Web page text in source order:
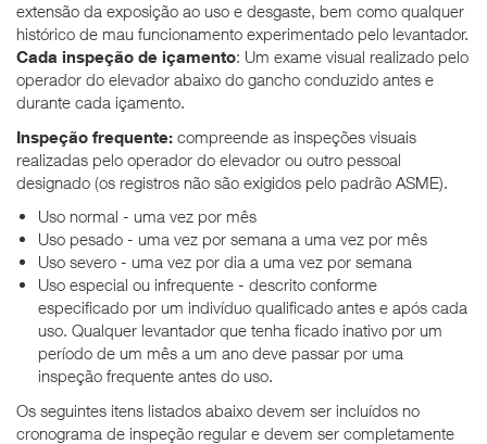
extensão da exposição ao uso e desgaste, bem como qualquer
histórico de mau funcionamento experimentado pelo levantador.
Cada inspeção de içamento: Um exame visual realizado pelo
operador do elevador abaixo do gancho conduzido antes e
durante cada içamento.
Inspeção frequente: compreende as inspeções visuais
realizadas pelo operador do elevador ou outro pessoal
designado (os registros não são exigidos pelo padrão ASME).
Uso normal - uma vez por mês
Uso pesado - uma vez por semana a uma vez por mês
Uso severo - uma vez por dia a uma vez por semana
Uso especial ou infrequente - descrito conforme
especificado por um indivíduo qualificado antes e após cada
uso. Qualquer levantador que tenha ficado inativo por um
período de um mês a um ano deve passar por uma
inspeção frequente antes do uso.
Os seguintes itens listados abaixo devem ser incluídos no
cronograma de inspeção regular e devem ser completamente